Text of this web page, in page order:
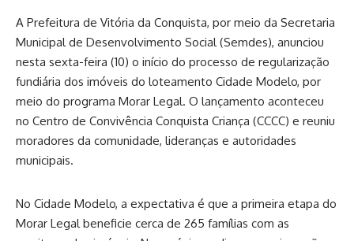
A Prefeitura de Vitória da Conquista, por meio da Secretaria
Municipal de Desenvolvimento Social (Semdes), anunciou
nesta sexta-feira (10) o início do processo de regularização
fundiária dos imóveis do loteamento Cidade Modelo, por
meio do programa Morar Legal. O lançamento aconteceu
no Centro de Convivência Conquista Criança (CCCC) e reuniu
moradores da comunidade, lideranças e autoridades
municipais.
No Cidade Modelo, a expectativa é que a primeira etapa do
Morar Legal beneficie cerca de 265 famílias com as